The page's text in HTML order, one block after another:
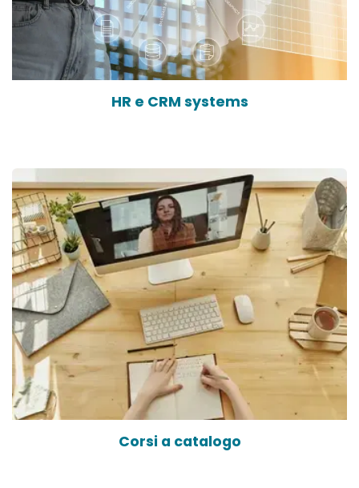
HR e CRM systems
Corsi a catalogo